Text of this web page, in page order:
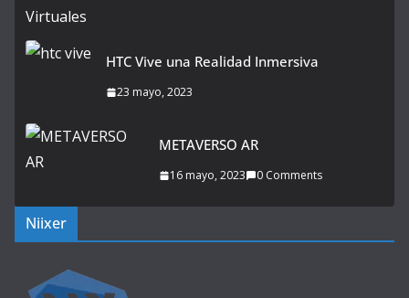
HTC Vive una Realidad Inmersiva
23 mayo, 2023
METAVERSO AR
16 mayo, 2023 0 Comments
Niixer